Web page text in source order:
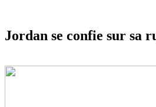
Jordan se confie sur sa